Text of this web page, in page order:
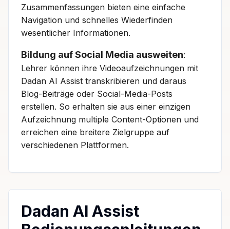
Zusammenfassungen bieten eine einfache
Navigation und schnelles Wiederfinden
wesentlicher Informationen.
Bildung auf Social Media ausweiten:
Lehrer können ihre Videoaufzeichnungen mit
Dadan AI Assist transkribieren und daraus
Blog-Beiträge oder Social-Media-Posts
erstellen. So erhalten sie aus einer einzigen
Aufzeichnung multiple Content-Optionen und
erreichen eine breitere Zielgruppe auf
verschiedenen Plattformen.
Dadan AI Assist